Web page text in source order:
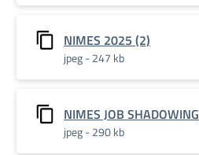
NIMES 2025 (2)
jpeg - 247 kb
NIMES JOB SHADOWING
jpeg - 290 kb